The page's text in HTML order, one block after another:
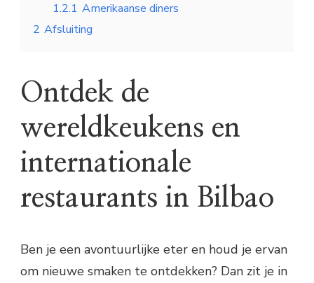
1.2.1 Amerikaanse diners
2 Afsluiting
Ontdek de
wereldkeukens en
internationale
restaurants in Bilbao
Ben je een avontuurlijke eter en houd je ervan
om nieuwe smaken te ontdekken? Dan zit je in